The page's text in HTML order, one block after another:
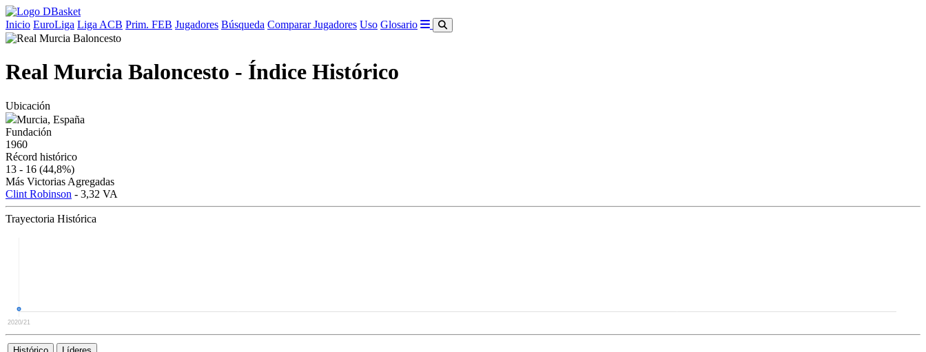
Inicio EuroLiga Liga ACB Prim. FEB Jugadores Búsqueda Comparar Jugadores Uso Glosario
Real Murcia Baloncesto - Índice Histórico
Ubicación
Murcia, España
Fundación
1960
Récord histórico
13 - 16 (44,8%)
Más Victorias Agregadas
Clint Robinson - 3,32 VA
Trayectoria Histórica